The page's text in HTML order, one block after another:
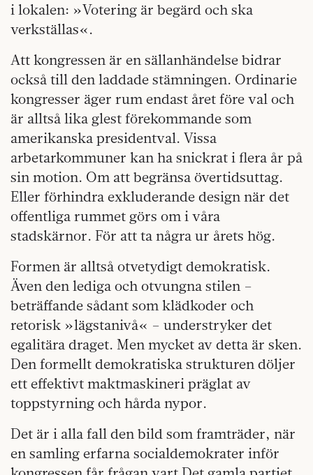
i lokalen: »Votering är begärd och ska
verkställas«.
Att kongressen är en sällanhändelse bidrar
också till den laddade stämningen. Ordinarie
kongresser äger rum endast året före val och
är alltså lika glest förekommande som
amerikanska presidentval. Vissa
arbetarkommuner kan ha snickrat i flera år på
sin motion. Om att begränsa övertidsuttag.
Eller förhindra exkluderande design när det
offentliga rummet görs om i våra
stadskärnor. För att ta några ur årets hög.
Formen är alltså otvetydigt demokratisk.
Även den lediga och otvungna stilen –
beträffande sådant som klädkoder och
retorisk »lägstanivå« – understryker det
egalitära draget. Men mycket av detta är sken.
Den formellt demokratiska strukturen döljer
ett effektivt maktmaskineri präglat av
toppstyrning och hårda nypor.
Det är i alla fall den bild som framträder, när
en samling erfarna socialdemokrater inför